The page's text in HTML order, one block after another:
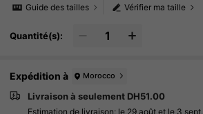
Vérifier ma taille
Guide des tailles
Quantité(s):
Expédition à Morocco
Livraison à seulement DH51.00
Estimation de livraison: le 29 août et le 3 sept.